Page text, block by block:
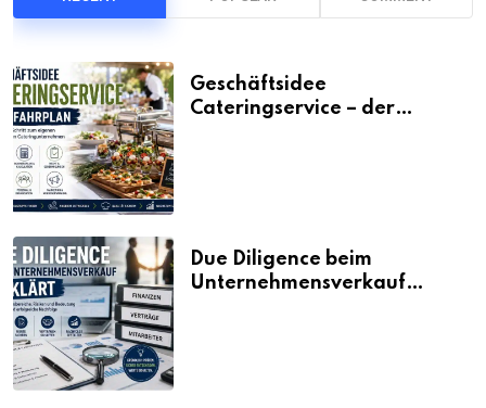
Geschäftsidee
Cateringservice – der
Due Diligence beim
Unternehmensverkauf